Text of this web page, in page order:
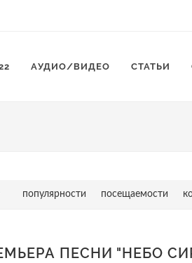
АУДИО/ВИДЕО СТАТЬИ
популярности посещаемости
ПЕСНИ "НЕБО